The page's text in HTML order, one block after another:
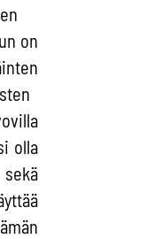
on
olla